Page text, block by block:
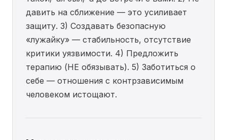
давить на сближение — это усиливает
защиту. 3) Создавать безопасную
«лужайку» — стабильность, отсутствие
критики уязвимости. 4) Предложить
терапию (НЕ обязывать). 5) Заботиться о
себе — отношения с контрзависимым
человеком истощают.